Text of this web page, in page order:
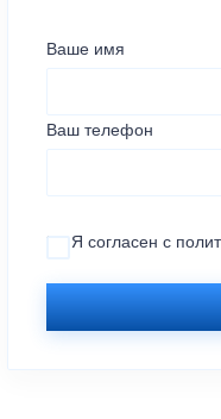
Ваше имя
Ваш телефон
Я согласен с